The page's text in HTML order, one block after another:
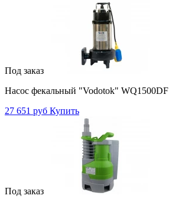
Под заказ
Насос фекальный "Vodotok" WQ1500DF
27 651 руб Купить
Под заказ